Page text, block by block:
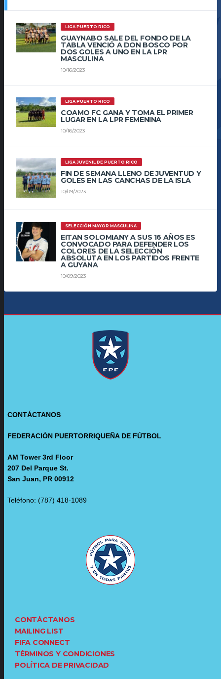
LIGA PUERTO RICO
GUAYNABO SALE DEL FONDO DE LA
TABLA VENCIÓ A DON BOSCO POR
DOS GOLES A UNO EN LA LPR
MASCULINA
10/16/2023
LIGA PUERTO RICO
COAMO FC GANA Y TOMA EL PRIMER
LUGAR EN LA LPR FEMENINA
10/16/2023
LIGA JUVENIL DE PUERTO RICO
FIN DE SEMANA LLENO DE JUVENTUD Y
GOLES EN LAS CANCHAS DE LA ISLA
10/09/2023
SELECCIÓN MAYOR MASCULINA
EITAN SOLOMIANY A SUS 16 AÑOS ES
CONVOCADO PARA DEFENDER LOS
COLORES DE LA SELECCIÓN
ABSOLUTA EN LOS PARTIDOS FRENTE
A GUYANA
10/09/2023
CONTÁCTANOS
FEDERACIÓN PUERTORRIQUEÑA DE FÚTBOL
AM Tower 3rd Floor
207 Del Parque St.
San Juan, PR 00912
Teléfono: (787) 418-1089
CONTÁCTANOS
MAILING LIST
FIFA CONNECT
TÉRMINOS Y CONDICIONES
POLÍTICA DE PRIVACIDAD